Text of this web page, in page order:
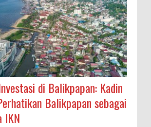
di Balikpapan: Kadin
Balikpapan sebagai
IKN